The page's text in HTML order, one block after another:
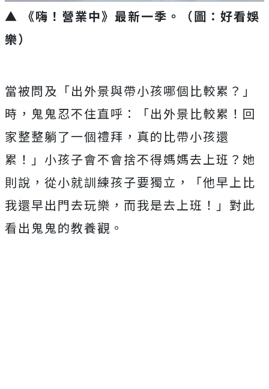
▲ 《嗨！營業中》最新一季。
（圖：好看娛
樂）
當被問及「出外景與帶小孩哪個比較累？」
時，鬼鬼忍不住直呼：「出外景比較累！回
家整整躺了一個禮拜，真的比帶小孩還
累！」小孩子會不會捨不得媽媽去上班？她
則說，從小就訓練孩子要獨立，「他早上比
我還早出門去玩樂，而我是去上班！」對此
看出鬼鬼的教養觀。